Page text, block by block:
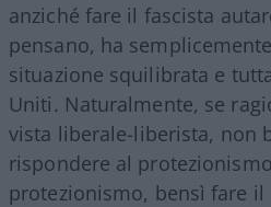
anziché fare il fascista
pensano, ha
situazione squilibrata e
Uniti. Naturalmente, se
vista liberale-liberista, non
rispondere al
protezionismo, bensì fare